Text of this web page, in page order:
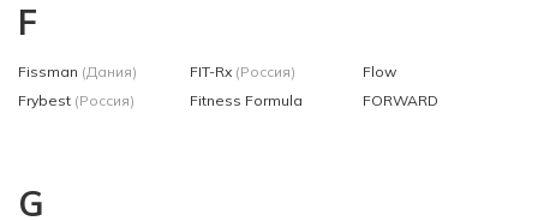
F
Fissman (Дания)
Frybest (Россия)
FIT-Rx (Россия)
Fitness Formula
Flow
FORWARD
G